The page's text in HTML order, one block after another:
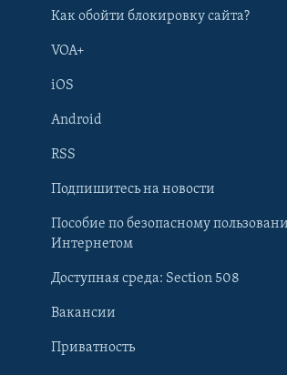
Learning English
Языки
Как обойти блокировку сайта?
VOA+
iOS
Android
RSS
Подпишитесь на новости
Пособие по безопасному
Интернетом
Доступная среда: Section 508
Вакансии
Приватность